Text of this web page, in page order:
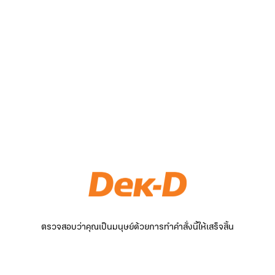
ตรวจสอบว่าคุณเป็นมนุษย์ด้วยการทำคำสั่งนี้ให้เสร็จสิ้น